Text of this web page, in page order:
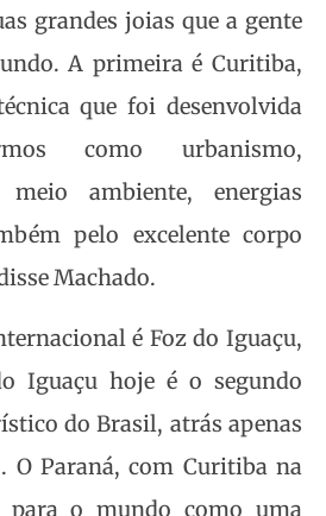
grandes joias que a gente
A primeira é Curitiba,
que foi desenvolvida
como urbanismo,
meio ambiente, energias
pelo excelente corpo
Machado.
é Foz do Iguaçu,
Iguaçu hoje é o segundo
do Brasil, atrás apenas
O Paraná, com Curitiba na
para o mundo como uma